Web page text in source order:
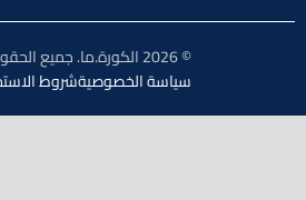
سياسة الخصوصيةشروط الاستخدام